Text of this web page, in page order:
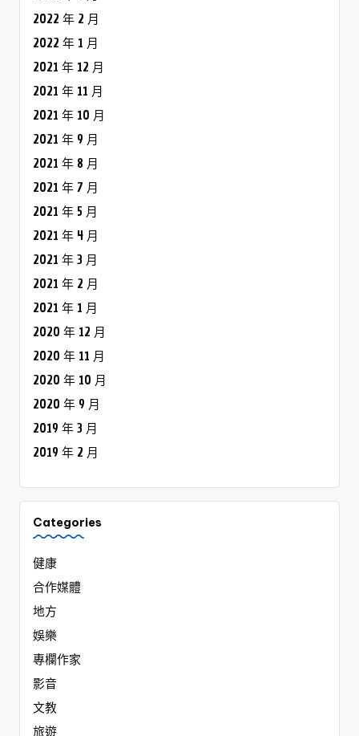
2022 年 2 月
2022 年 1 月
2021 年 12 月
2021 年 11 月
2021 年 10 月
2021 年 9 月
2021 年 8 月
2021 年 7 月
2021 年 5 月
2021 年 4 月
2021 年 3 月
2021 年 2 月
2021 年 1 月
2020 年 12 月
2020 年 11 月
2020 年 10 月
2020 年 9 月
2019 年 3 月
2019 年 2 月
Categories
健康
合作媒體
地方
娛樂
專欄作家
影音
文教
旅遊